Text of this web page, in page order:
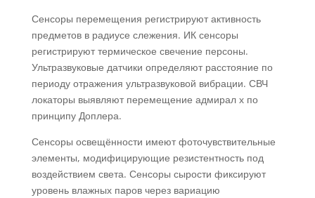
Сенсоры перемещения регистрируют активность
предметов в радиусе слежения. ИК сенсоры
регистрируют термическое свечение персоны.
Ультразвуковые датчики определяют расстояние по
периоду отражения ультразвуковой вибрации. СВЧ
локаторы выявляют перемещение адмирал х по
принципу Доплера.
Сенсоры освещённости имеют фоточувствительные
элементы, модифицирующие резистентность под
воздействием света. Сенсоры сырости фиксируют
уровень влажных паров через вариацию